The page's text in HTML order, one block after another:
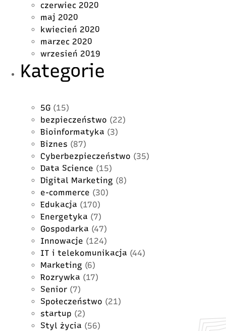
czerwiec 2020
maj 2020
kwiecień 2020
marzec 2020
wrzesień 2019
Kategorie
5G (15)
bezpieczeństwo (22)
Bioinformatyka (3)
Biznes (87)
Cyberbezpieczeństwo (35)
Data Science (15)
Digital Marketing (8)
e-commerce (30)
Edukacja (170)
Energetyka (7)
Gospodarka (47)
Innowacje (124)
IT i telekomunikacja (44)
Marketing (6)
Rozrywka (17)
Senior (7)
Społeczeństwo (21)
startup (2)
Styl życia (56)